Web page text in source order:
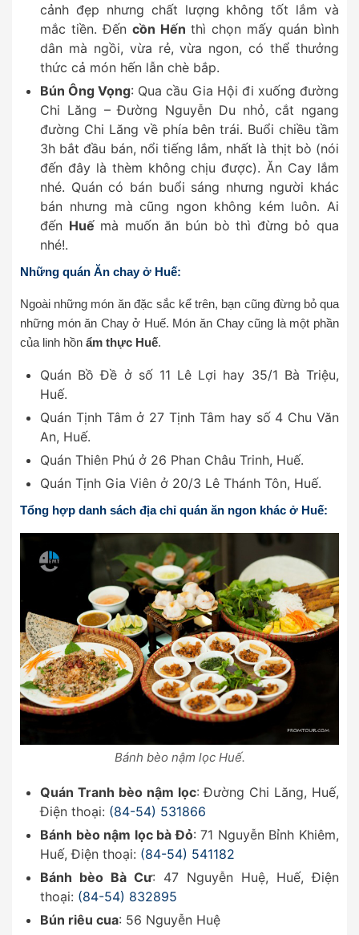
cảnh đẹp nhưng chất lượng không tốt lắm và
mắc tiền. Đến cồn Hến thì chọn mấy quán bình
dân mà ngồi, vừa rẻ, vừa ngon, có thể thưởng
thức cả món hến lẫn chè bắp.
Bún Ông Vọng: Qua cầu Gia Hội đi xuống đường
Chi Lăng – Đường Nguyễn Du nhỏ, cắt ngang
đường Chi Lăng về phía bên trái. Buổi chiều tầm
3h bắt đầu bán, nổi tiếng lắm, nhất là thịt bò (nói
đến đây là thèm không chịu được). Ăn Cay lắm
nhé. Quán có bán buổi sáng nhưng người khác
bán nhưng mà cũng ngon không kém luôn. Ai
đến Huếmà muốn ăn bún bò thì đừng bỏ qua
nhé!.
Những quán Ăn chay ở Huế:
Ngoài những món ăn đặc sắc kể trên, bạn cũng đừng bỏ qua
những món ăn Chay ở Huế. Món ăn Chay cũng là một phần
của linh hồn ẩm thực Huế.
Quán Bồ Đề ở số 11 Lê Lợi hay 35/1 Bà Triệu,
Huế.
Quán Tịnh Tâm ở 27 Tịnh Tâm hay số 4 Chu Văn
An, Huế.
Quán Thiên Phú ở 26 Phan Châu Trinh, Huế.
Quán Tịnh Gia Viên ở 20/3 Lê Thánh Tôn, Huế.
Tổng hợp danh sách địa chỉ quán ăn ngon khác ở Huế:
Bánh bèo nậm lọc Huế.
Quán Tranh bèo nậm lọc: Đường Chi Lăng, Huế,
Điện thoại: (84-54) 531866
Bánh bèo nậm lọc bà Đỏ: 71 Nguyễn Bỉnh Khiêm,
Huế, Điện thoại: (84-54) 541182
Bánh bèo Bà Cư: 47 Nguyễn Huệ, Huế, Điện
thoại: (84-54) 832895
Bún riêu cua: 56 Nguyễn Huệ